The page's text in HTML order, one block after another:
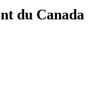
du Canada